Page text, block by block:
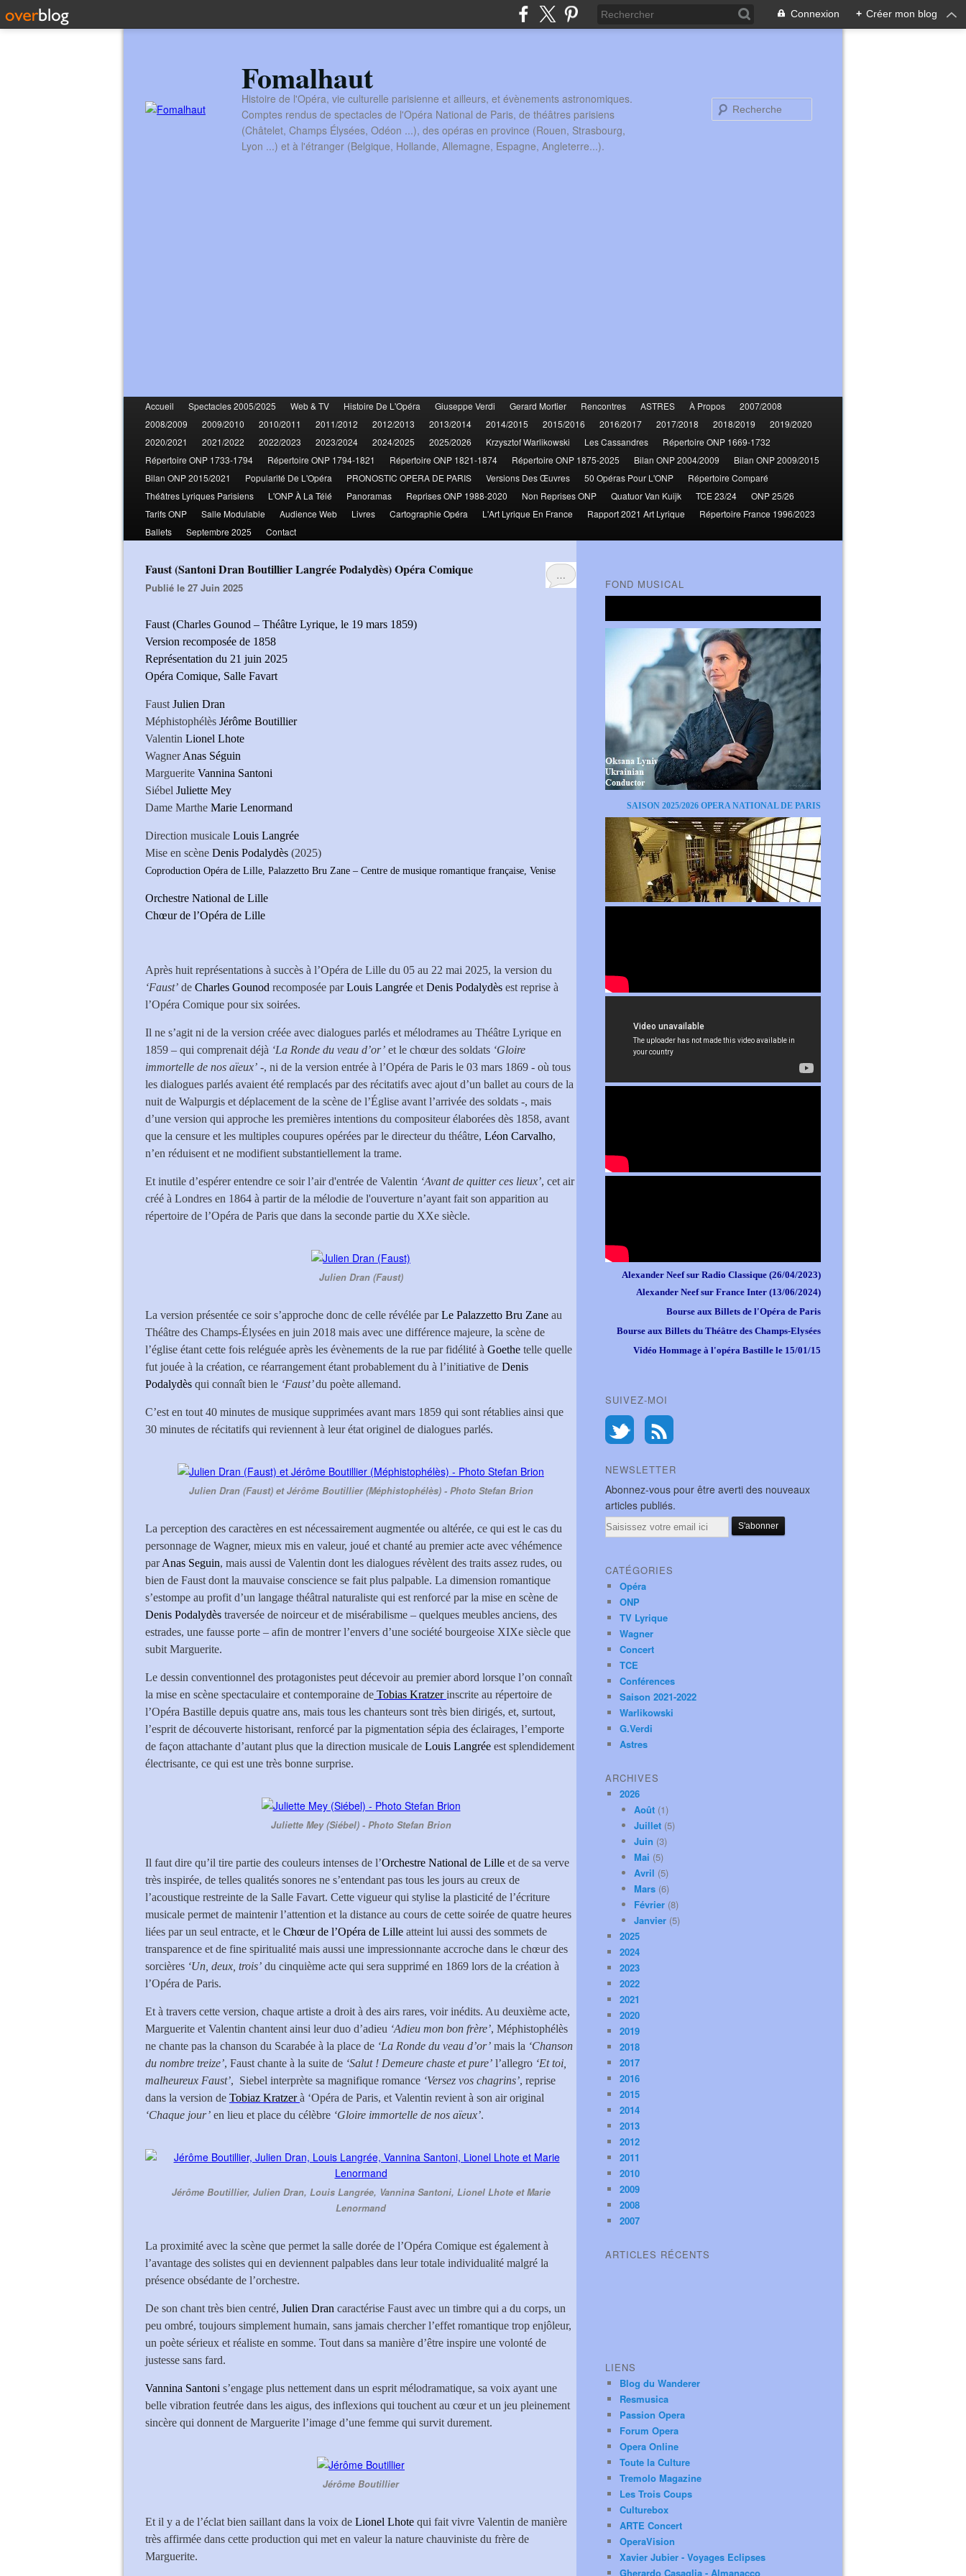
Connexion + Créer mon blog
Fomalhaut
Histoire de l'Opéra, vie culturelle parisienne et ailleurs, et évènements astronomiques.
Comptes rendus de spectacles de l'Opéra National de Paris, de théâtres parisiens
(Châtelet, Champs Élysées, Odéon ...), des opéras en province (Rouen, Strasbourg,
Lyon ...) et à l'étranger (Belgique, Hollande, Allemagne, Espagne, Angleterre...).
Accueil Spectacles 2005/2025 Web & TV Histoire De L'Opéra Giuseppe Verdi Gerard Mortier Rencontres ASTRES À Propos
2007/2008
2008/2009
2009/2010 2010/2011 2011/2012 2012/2013 2013/2014 2014/2015 2015/2016 2016/2017 2017/2018 2018/2019
2019/2020
2020/2021
2021/2022 2022/2023 2023/2024 2024/2025 2025/2026 Krzysztof Warlikowski Les Cassandres
Répertoire ONP 1669-1732
Répertoire ONP 1733-1794
Répertoire ONP 1794-1821 Répertoire ONP 1821-1874 Répertoire ONP 1875-2025 Bilan ONP 2004/2009
Bilan ONP 2009/2015
Bilan ONP 2015/2021
Popularité De L'Opéra PRONOSTIC OPERA DE PARIS Versions Des Œuvres 50 Opéras Pour L'ONP
Répertoire Comparé
Théâtres Lyriques Parisiens
L'ONP À La Télé Panoramas Reprises ONP 1988-2020 Non Reprises ONP Quatuor Van Kuijk TCE 23/24
ONP 25/26
Tarifs ONP
Salle Modulable Audience Web Livres Cartographie Opéra L'Art Lyrique En France Rapport 2021 Art Lyrique
Répertoire France 1996/2023
Ballets
Septembre 2025 Contact
…
Faust (Santoni Dran Boutillier Langrée Podalydès) Opéra Comique
Publié le 27 Juin 2025
Faust (Charles Gounod – Théâtre Lyrique, le 19 mars 1859)
Version recomposée de 1858
Représentation du 21 juin 2025
Opéra Comique, Salle Favart
Faust Julien Dran
Méphistophélès Jérôme Boutillier
Valentin Lionel Lhote
WagnerAnas Séguin
Marguerite Vannina Santoni
Siébel Juliette Mey
Dame Marthe Marie Lenormand
Direction musicale Louis Langrée
Mise en scène Denis Podalydès (2025)
Coproduction Opéra de Lille, Palazzetto Bru Zane – Centre de musique romantique française, Venise
Orchestre National de Lille
Chœur de l’Opéra de Lille
Après huit représentations à succès à l’Opéra de Lille du 05 au 22 mai 2025, la version du
‘Faust’ de Charles Gounod recomposée parLouis Langrée et Denis Podalydès est reprise à
l’Opéra Comique pour six soirées.
Il ne s’agit ni de la version créée avec dialogues parlés et mélodrames au Théâtre Lyrique en
1859 – qui comprenait déjà ‘La Ronde du veau d’or’ et le chœur des soldats ‘Gloire
immortelle de nos aïeux’ -, ni de la version entrée à l’Opéra de Paris le 03 mars 1869 - où tous
les dialogues parlés avaient été remplacés par des récitatifs avec ajout d’un ballet au cours de la
nuit de Walpurgis et déplacement de la scène de l’Église avant l’arrivée des soldats -, mais
d’une version qui approche les premières intentions du compositeur élaborées dès 1858, avant
que la censure et les multiples coupures opérées par le directeur du théâtre, Léon Carvalho,
n’en réduisent et ne modifient substantiellement la trame.
Et inutile d’espérer entendre ce soir l’air d'entrée de Valentin ‘Avant de quitter ces lieux’, cet air
créé à Londres en 1864 à partir de la mélodie de l'ouverture n’ayant fait son apparition au
répertoire de l’Opéra de Paris que dans la seconde partie du XXe siècle.
Julien Dran (Faust)
La version présentée ce soir s’approche donc de celle révélée parLe Palazzetto Bru Zane au
Théâtre des Champs-Élysées en juin 2018 mais avec une différence majeure, la scène de
l’église étant cette fois reléguée après les évènements de la rue par fidélité à Goethe telle quelle
fut jouée à la création, ce réarrangement étant probablement du à l’initiative de Denis
Podalydès qui connaît bien le ‘Faust’du poète allemand.
C’est en tout 40 minutes de musique supprimées avant mars 1859 qui sont rétablies ainsi que
30 minutes de récitatifs qui reviennent à leur état originel de dialogues parlés.
Julien Dran (Faust) et Jérôme Boutillier (Méphistophélès) - Photo Stefan Brion
La perception des caractères en est nécessairement augmentée ou altérée, ce qui est le cas du
personnage de Wagner, mieux mis en valeur, joué et chanté au premier acte avec véhémence
parAnas Seguin, mais aussi de Valentin dont les dialogues révèlent des traits assez rudes, ou
bien de Faust dont la mauvaise conscience se fait plus palpable. La dimension romantique
s’estompe au profit d’un langage théâtral naturaliste qui est renforcé par la mise en scène de
Denis Podalydès traversée de noirceur et de misérabilisme – quelques meubles anciens, des
estrades, une fausse porte – afin de montrer l’envers d’une société bourgeoise XIXe siècle que
subit Marguerite.
Le dessin conventionnel des protagonistes peut décevoir au premier abord lorsque l’on connaît
la mise en scène spectaculaire et contemporaine de Tobias Kratzerinscrite au répertoire de
l’Opéra Bastille depuis quatre ans, mais tous les chanteurs sont très bien dirigés, et, surtout,
l’esprit de découverte historisant, renforcé par la pigmentation sépia des éclairages, l’emporte
de façon attachante d’autant plus que la direction musicale de Louis Langrée est splendidement
électrisante, ce qui est une très bonne surprise.
Juliette Mey (Siébel) - Photo Stefan Brion
Il faut dire qu’il tire partie des couleurs intenses de l’Orchestre National de Lille et de sa verve
très inspirée, de telles qualités sonores ne s’entendant pas tous les jours au creux de
l’acoustique restreinte de la Salle Favart. Cette vigueur qui stylise la plasticité de l’écriture
musicale permet de maintenir l’attention et la distance au cours de cette soirée de quatre heures
liées par un seul entracte, et le Chœur de l’Opéra de Lille atteint lui aussi des sommets de
transparence et de fine spiritualité mais aussi une impressionnante accroche dans le chœur des
sorcières ‘Un, deux, trois’ du cinquième acte qui sera supprimé en 1869 lors de la création à
l’Opéra de Paris.
Et à travers cette version, chaque artiste a droit à des airs rares, voir inédits. Au deuxième acte,
Marguerite et Valentin chantent ainsi leur duo d’adieu ‘Adieu mon bon frère’, Méphistophélès
ne chante pas la chanson du Scarabée à la place de ‘La Ronde du veau d’or’ mais la ‘Chanson
du nombre treize’, Faust chante à la suite de ‘Salut ! Demeure chaste et pure’ l’allegro ‘Et toi,
malheureux Faust’, Siebel interprète sa magnifique romance ‘Versez vos chagrins’, reprise
dans la version de Tobiaz Kratzerà ‘Opéra de Paris, et Valentin revient à son air original
‘Chaque jour’ en lieu et place du célèbre ‘Gloire immortelle de nos aïeux’.
Jérôme Boutillier, Julien Dran, Louis Langrée, Vannina Santoni, Lionel Lhote et Marie
Lenormand
La proximité avec la scène que permet la salle dorée de l’Opéra Comique est également à
l’avantage des solistes qui en deviennent palpables dans leur totale individualité malgré la
présence obsédante de l’orchestre.
De son chant très bien centré, Julien Dran caractérise Faust avec un timbre qui a du corps, un
peu ombré, toujours simplement humain, sans jamais chercher l’effet romantique trop enjôleur,
un poète sérieux et réaliste en somme. Tout dans sa manière d’être inspire une volonté de
justesse sans fard.
Vannina Santoni s’engage plus nettement dans un esprit mélodramatique, sa voix ayant une
belle vibration feutrée dans les aigus, des inflexions qui touchent au cœur et un jeu pleinement
sincère qui donnent de Marguerite l’image d’une femme qui survit durement.
Jérôme Boutillier
Et il y a de l’éclat bien saillant dans la voix de Lionel Lhote qui fait vivre Valentin de manière
très affirmée dans cette production qui met en valeur la nature chauviniste du frère de
Marguerite.
FOND MUSICAL
SAISON 2025/2026 OPERA NATIONAL DE PARIS
Alexander Neef sur Radio Classique (26/04/2023)
Alexander Neef sur France Inter (13/06/2024)
Bourse aux Billets de l'Opéra de Paris
Bourse aux Billets du Théâtre des Champs-Elysées
Vidéo Hommage à l'opéra Bastille le 15/01/15
SUIVEZ-MOI
NEWSLETTER
Abonnez-vous pour être averti des nouveaux
articles publiés.
Email
CATÉGORIES
Opéra
ONP
TV Lyrique
Wagner
Concert
TCE
Conférences
Saison 2021-2022
Warlikowski
G.Verdi
Astres
ARCHIVES
2026
Août (1)
Juillet (5)
Juin (3)
Mai (5)
Avril (5)
Mars (6)
Février (8)
Janvier (5)
2025
2024
2023
2022
2021
2020
2019
2018
2017
2016
2015
2014
2013
2012
2011
2010
2009
2008
2007
ARTICLES RÉCENTS
LIENS
Blog du Wanderer
Resmusica
Passion Opera
Forum Opera
Opera Online
Toute la Culture
Tremolo Magazine
Les Trois Coups
Culturebox
ARTE Concert
OperaVision
Xavier Jubier - Voyages Eclipses
Gherardo Casaglia - Almanacco